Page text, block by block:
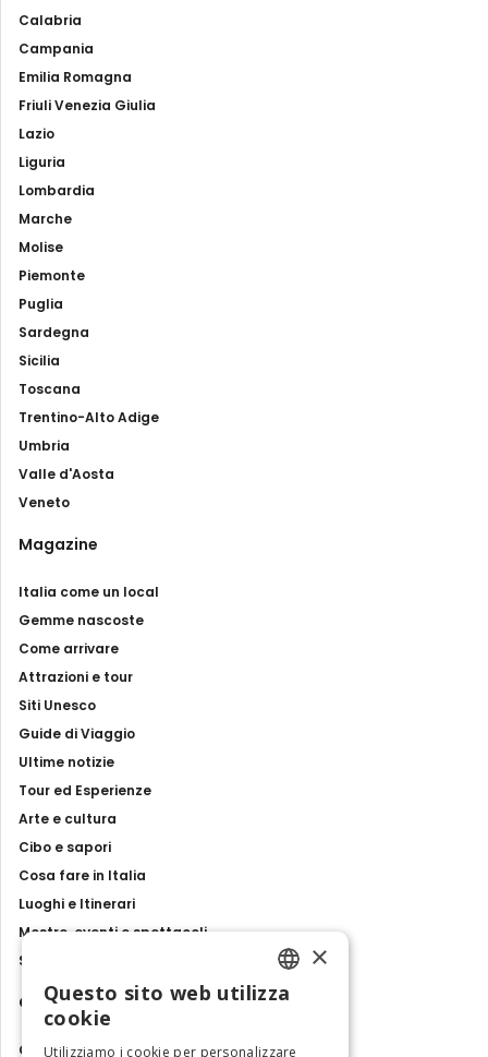
Calabria
Campania
Emilia Romagna
Friuli Venezia Giulia
Lazio
Liguria
Lombardia
Marche
Molise
Piemonte
Puglia
Sardegna
Sicilia
Toscana
Trentino-Alto Adige
Umbria
Valle d'Aosta
Veneto
Magazine
Italia come un local
Gemme nascoste
Come arrivare
Attrazioni e tour
Siti Unesco
Guide di Viaggio
Ultime notizie
Tour ed Esperienze
Arte e cultura
Cibo e sapori
Cosa fare in Italia
Luoghi e Itinerari
Mostre, eventi e spettacoli
Storie e tradizioni
Contatti
Chi siamo
ENGLISH
ITALIAN
×
Questo sito web utilizza
cookie
Utilizziamo i cookie per personalizzare